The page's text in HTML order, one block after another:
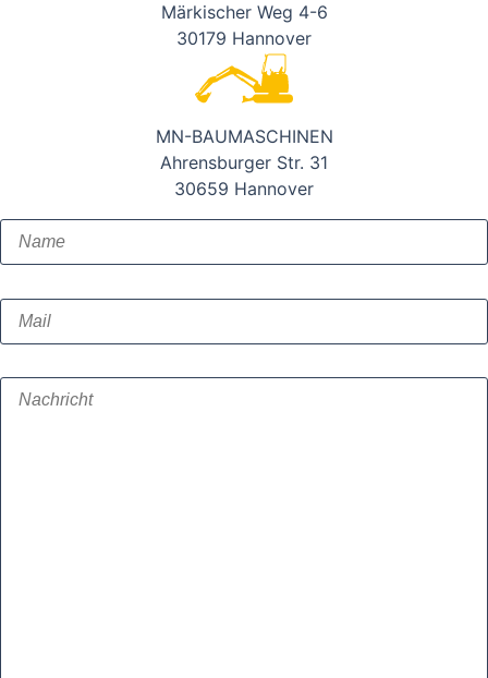
Märkischer Weg 4-6
30179 Hannover
MN-BAUMASCHINEN
Ahrensburger Str. 31
30659 Hannover